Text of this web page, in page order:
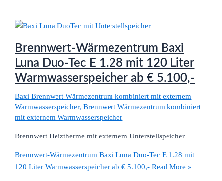
Brennwert-Wärmezentrum Baxi
Luna Duo-Tec E 1.28 mit 120 Liter
Warmwasserspeicher ab € 5.100,-
Baxi Brennwert Wärmezentrum kombiniert mit externem
Warmwasserspeicher,Brennwert Wärmezentrum kombiniert
mit externem Warmwasserspeicher
Brennwert Heiztherme mit externem Unterstellspeicher
Brennwert-Wärmezentrum Baxi Luna Duo-Tec E 1.28 mit
120 Liter Warmwasserspeicher ab € 5.100,- Read More »